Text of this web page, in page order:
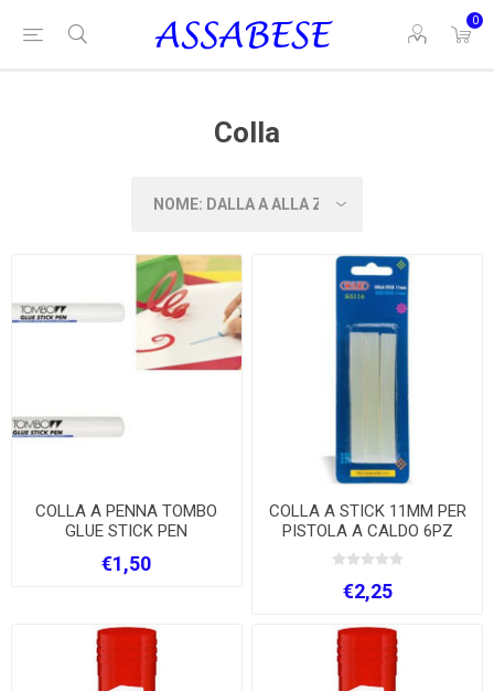
0
Colla
COLLA A PENNA TOMBO
GLUE STICK PEN
€1,50
COLLA A STICK 11MM PER
PISTOLA A CALDO 6PZ
€2,25